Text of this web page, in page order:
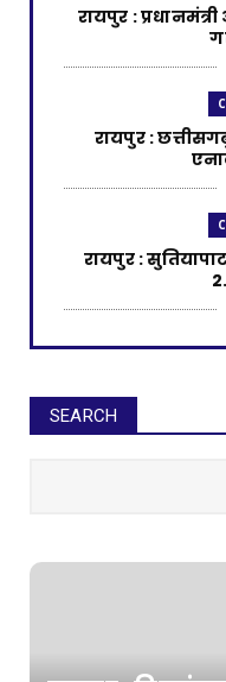
रायपुर :
रायपुर :
रायपुर :
SEARCH